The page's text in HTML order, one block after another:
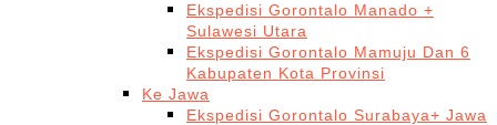
Ekspedisi Gorontalo Manado +
Sulawesi Utara
Ekspedisi Gorontalo Mamuju Dan 6
Kabupaten Kota Provinsi
Ke Jawa
Ekspedisi Gorontalo Surabaya+ Jawa